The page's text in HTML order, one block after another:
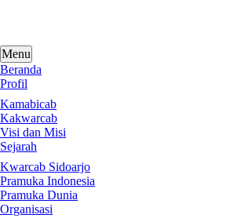
Menu
Beranda
Profil
Kamabicab
Kakwarcab
Visi dan Misi
Sejarah
Kwarcab Sidoarjo
Pramuka Indonesia
Pramuka Dunia
Organisasi